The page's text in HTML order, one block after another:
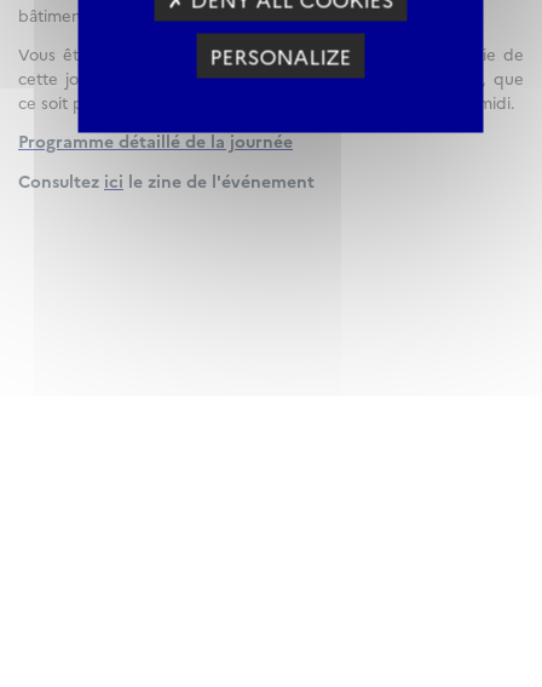
bâtiments innovants du nord parisien.
Vous êtes libres de vous joindre à nous pour tout ou partie de
cette journée riche en découvertes, échanges et créativité, que
ce soit pour la visite, le repas partagé, ou l'atelier de l'après-midi.
Programme détaillé de la journée
Consultez ici le zine de l'événement
PERSONALIZE